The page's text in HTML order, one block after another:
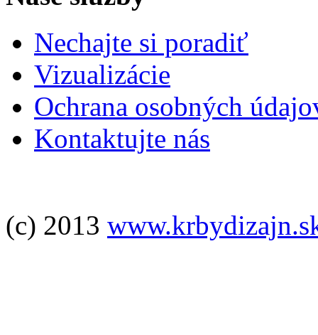
Nechajte si poradiť
Vizualizácie
Ochrana osobných
Kontaktujte nás
(c) 2013